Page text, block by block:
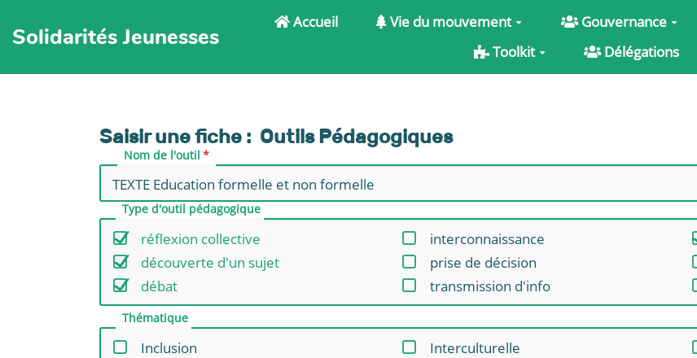
Solidarités Jeunesses
Accueil Vie du mouvement Gouvernance
Toolkit
Délégations
Saisir une fiche : Outils Pédagogiques
Nom de l'outil
Type d'outil pédagogique
réflexion collective
découverte d'un sujet
débat
interconnaissance
prise de décision
transmission d'info
Thématique
Inclusion
Interculturelle